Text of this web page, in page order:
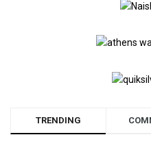
TRENDING